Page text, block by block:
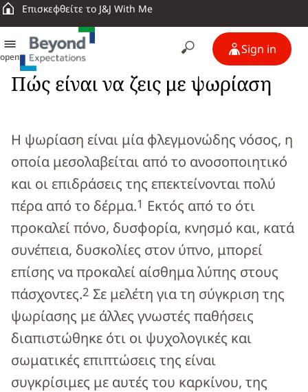
Επισκεφθείτε το J&J With Me
open
Sign in
Πώς είναι να ζεις με ψωρίαση
Η ψωρίαση είναι μία φλεγμονώδης νόσος, η
οποία μεσολαβείται από το ανοσοποιητικό
και οι επιδράσεις της επεκτείνονται πολύ
πέρα από το δέρμα.1 Εκτός από το ότι
προκαλεί πόνο, δυσφορία, κνησμό και, κατά
συνέπεια, δυσκολίες στον ύπνο, μπορεί
επίσης να προκαλεί αίσθημα λύπης στους
πάσχοντες.2 Σε μελέτη για τη σύγκριση της
ψωρίασης με άλλες γνωστές παθήσεις
διαπιστώθηκε ότι οι ψυχολογικές και
σωματικές επιπτώσεις της είναι
συγκρίσιμες με αυτές του καρκίνου, της